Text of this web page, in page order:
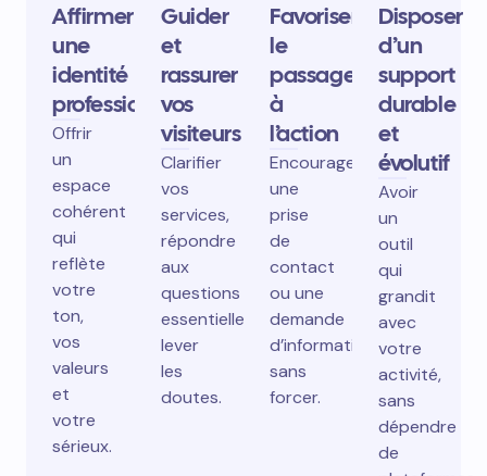
Affirmer
une
identité
professionnelle
Offrir
un
espace
cohérent
qui
reflète
votre
ton,
vos
valeurs
et
votre
sérieux.
Guider
et
rassurer
vos
visiteurs
Clarifier
vos
services,
répondre
aux
questions
essentielles,
lever
les
doutes.
Favoriser
le
passage
à
l’action
Encourager
une
prise
de
contact
ou une
demande
d’information
sans
forcer.
Disposer
d’un
support
durable
et
évolutif
Avoir
un
outil
qui
grandit
avec
votre
activité,
sans
dépendre
de